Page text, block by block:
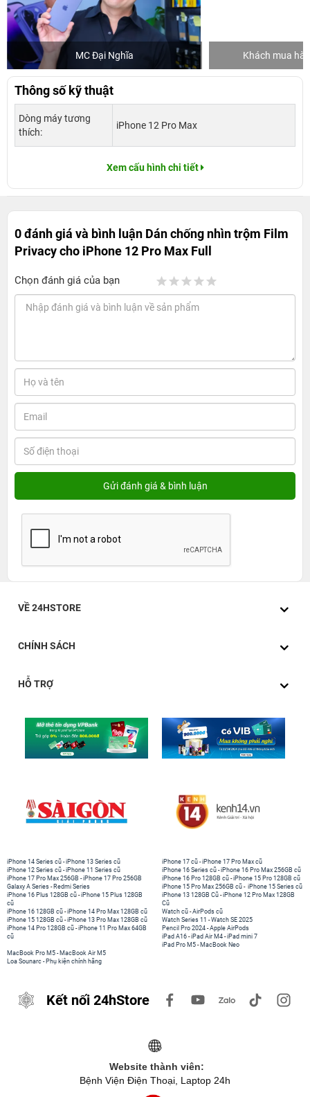
MC Đại Nghĩa Khách mua
Thông số kỹ thuật
Dòng máy tương
thích:
iPhone 12 Pro Max
Xem cấu hình chi tiết
0 đánh giá và bình luận Dán chống nhìn trộm Film
Privacy cho iPhone 12 Pro Max Full
Chọn đánh giá của bạn
VỀ 24HSTORE
CHÍNH SÁCH
HỖ TRỢ
iPhone 14 Series cũ -iPhone 13 Series cũ
iPhone 12 Series cũ -iPhone 11 Series cũ
iPhone 17 Pro Max 256GB -iPhone 17 Pro 256GB
Galaxy A Series - Redmi Series
iPhone 17 cũ -iPhone 17 Pro Max cũ
iPhone 16 Series cũ - iPhone 16 Pro Max 256GB cũ
iPhone 16 Pro 128GB cũ -iPhone 15 Pro 128GB cũ
iPhone 15 Pro Max 256GB cũ - iPhone 15 Series cũ
iPhone 16 Plus 128GB cũ -iPhone 15 Plus 128GB
cũ
iPhone 16 128GB cũ -iPhone 14 Pro Max 128GB cũ
iPhone 15 128GB cũ -iPhone 13 Pro Max 128GB cũ
iPhone 14 Pro 128GB cũ -iPhone 11 Pro Max 64GB
cũ
iPhone 13 128GB Cũ -iPhone 12 Pro Max 128GB
Cũ
Watch cũ -AirPods cũ
Watch Series 11 -Watch SE 2025
Pencil Pro 2024 -Apple AirPods
iPad A16 -iPad Air M4 -iPad mini 7
iPad Pro M5 - MacBook Neo
MacBook Pro M5 - MacBook Air M5
Loa Sounarc - Phụ kiện chính hãng
Kết nối 24hStore
Website thành viên:
Bệnh Viện Điện Thoại, Laptop 24h